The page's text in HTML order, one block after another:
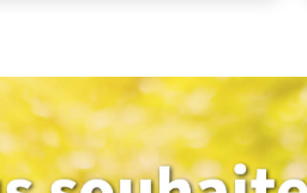
425 000 €